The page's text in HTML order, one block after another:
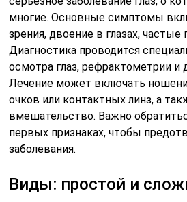
многие. Основные симптомы
зрения, двоение в глазах, частые
Диагностика проводится
осмотра глаз, рефрактометрии и
Лечение может включать
очков или контактных линз, а
вмешательство. Важно
первых признаках, чтобы
заболевания.
Виды: простой и